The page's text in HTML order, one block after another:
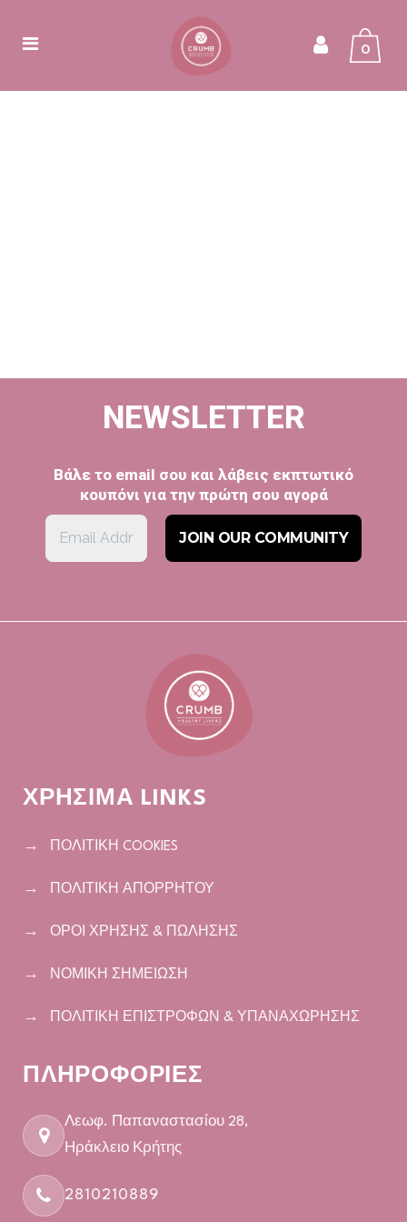
0
NEWSLETTER
Βάλε το email σου και λάβεις εκπτωτικό
κουπόνι για την πρώτη σου αγορά
ΧΡΗΣΙΜΑ LINKS
ΠΟΛΙΤΙΚΗ COOKIES
ΠΟΛΙΤΙΚΗ ΑΠΟΡΡΗΤΟΥ
ΟΡΟΙ ΧΡΗΣΗΣ & ΠΩΛΗΣΗΣ
ΝΟΜΙΚΗ ΣΗΜΕΙΩΣΗ
ΠΟΛΙΤΙΚΗ ΕΠΙΣΤΡΟΦΩΝ & ΥΠΑΝΑΧΩΡΗΣΗΣ
ΠΛΗΡΟΦΟΡΙΕΣ
Λεωφ. Παπαναστασίου 28,
Ηράκλειο Κρήτης
2810210889